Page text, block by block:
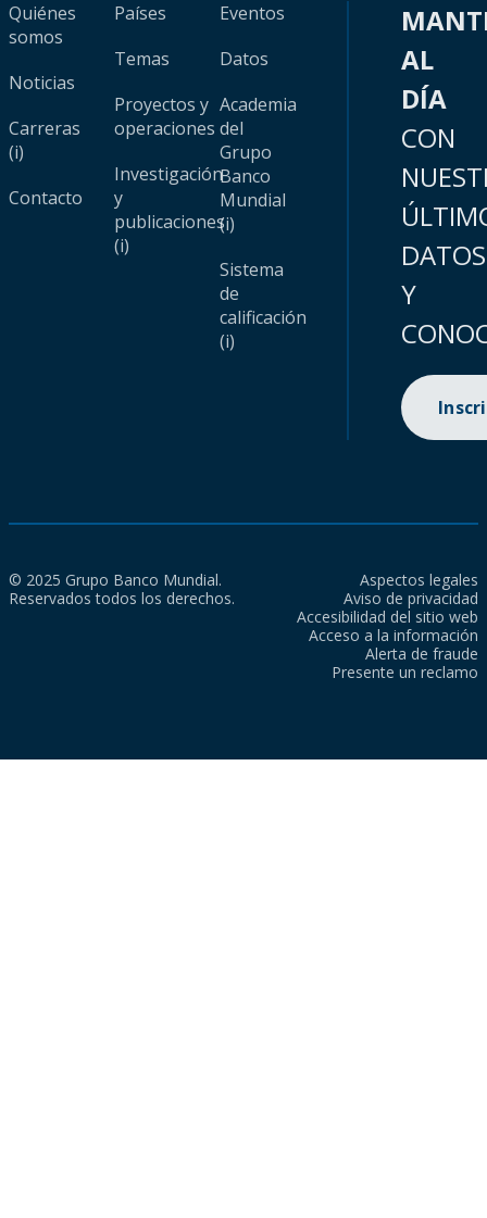
Quiénes
somos
Noticias
Carreras
(i)
Contacto
Países
Temas
Proyectos y
operaciones
Investigación
y
publicaciones
(i)
Eventos
Datos
Academia
del
Grupo
Banco
Mundial
(i)
Sistema
de
calificación
(i)
AL
DÍA
CON
DATOS
Y
© 2025 Grupo Banco Mundial.
Reservados todos los derechos.
Aspectos legales
Aviso de privacidad
Accesibilidad del sitio web
Acceso a la información
Alerta de fraude
Presente un reclamo